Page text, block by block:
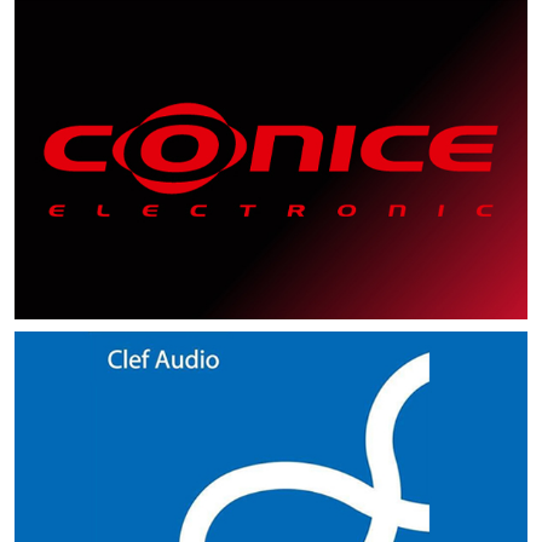
ชุดของเรามี Balanced และมีประกายเสียงที่งดงามฉ่ำหวานมาก
ขึ้น เมื่อใช้ Silver Minimus Tungsten มากำจัดเสียงกวนใน
ระบบกราวด์ ประการสุดท้ายคือผลของอิมเมจและเวทีเสียง
Soundstage ที่ดี และมีความกว้างและลึกยิ่งขึ้น ให้คุณลักษณะ
ชิ้นดนตรี และเสียงร้องมีตำแหน่งที่ชัดเจน Entreq Silver
พาเราเข้าไปถึงส่วนลึกของดนตรีได้ลึกล้ำยิ่งขึ้น และที่สำคัญ
คุณจะรับฟังชุดเครื่องเสียงของคุณได้อย่างยาวนานกว่าที่เคย
บาท (สายกราวด์ ขึ้นอยู่กับรุ่นที่เลือกใช้) สนใจรายละเอียด
เพิ่มเติม ติดต่อสอบถามได้ที่ THONAL BALANCE โทร. 096-
361-9465 Add-line OA: @thonal_balance
ค่อนข้างง่ายมาก Audio Bastion MR-1, MR-2 เป็นชั้น
วางที่มีองค์ประกอบที่น่าประหลาดใจ เพราะไม่ว่าจะเป็นโครงสร้าง
โลหะ หรือแผ่นหินชั้นรอง ไม่มีเสียงสะท้อนก้องหรือ
Resonance ในตัวของมันเลย เปรียบเหมือนเวลาที่เราโยน
มั่นคงแล้ว ผลลัพธ์ที่ตามมากลายเป็นว่าชั้นวางชุดนี้ทำให้ Image
ตำแหน่งชิ้นดนตรีที่เกิดจากลำโพงซ้ายขวาดูจะแม่นยำยิ่งขึ้นด้วย
Audio Bastion MR-1, MR-2 จึงเปรียบเสมือนอุปกรณ์ที่
ช่วยปรับ Acoustic ร่วมกับผนังด้านหลังของห้อง ให้ลงตัว
ปราศจากการสะท้อนแบบไร้ทิศทางของเสียง ช่วยให้ปฏิกิริยา
Diffraction หรือการเลี้ยวเบนของเสียงลดลงไปอย่างน่าพึง
พอใจ ที่สำคัญ ผมรู้สึกว่า Audio Bastion Audio Rack
ช่วยให้เราเซ็ตอัพตำแหน่งของลำโพงง่ายขึ้นอีกด้วยครับ ไม่ต้อง
ก่อนครับ มีผลลัพธ์อันชัดเจนที่สุด ผลลัพธ์ต่อแหล่งโปรแกรม
ไม่ว่าจะเป็น ซีดีเพลย์เยอร์ DAC หรือสตรีมเมอร์ มีผลมากจริงๆ
หลังจากนั้นจะไปเปลี่ยนที่แอมปลิไฟร์ ในเส้นถัดไปก็ได้ครับ
เนื่องจากสายรุ่นนี้ ราคาก็สูงตามคุณภาพไฮเอ็นด์ของเขานั่นละ
ครับ กล่าวสรุปแบบสั้นๆ ได้ว่าสายไฟเอซี Origin Power
บาท สนใจสอบถามรายละเอียดเพิ่มเติมได้ที่ Clef Audio Co.,
เบากว่าปกติ เจอแผ่นไวนีลที่บิดงอเล็กน้อย จะไม่มีอาการ เหิน
Van den hul) เพื่อค้นหาว่า คุณภาพเสียงหัวเข็มรุ่นพัฒนาใหม่
ของ Rega Nd Series นั้น สมบูรณ์แบบแค่ไหน บทสรุป
มีดังนี้ 1. คุณภาพเสียงมีความโปร่งสะอาดรายละเอียดดีไม่แพ้หัว
เข็มประเภท MC โดยเฉพาะช่วงปลายเสียงแหลม ถือว่าก้าว
กระโดดจากหัวเข็มรุ่นก่อนหน้าของ Rega เป็นอย่างมาก 2.
แชนแนลโดยเฉพาะรุ่น Nd7 ทำได้อย่างน่าทึ่ง สังเกตได้จากจุด
ตำแหน่งชิ้นดนตรีและเวทีเสียง ระหว่าง Nd5 และ Nd7 จะมี
ความใกล้เคียงกัน ยกเว้นรายละเอียดที่แผ่วเบา ลึก Nd7 ยอด
Nd5 และ Nd7 ถือว่าให้มาตรฐานคุณภาพเสียงที่คุ้มค่ามาก
Rega Nd3 จะเป็นคู่แข่งที่น่ากลัวที่สุดของหัวเข็มในระดับราคา
เดียวกัน เพราะ ความ Clean ของสัญญาณเหนือกว่าอย่างเห็น
ได้ชัด หรือเรียกว่า กินขาดจริงๆ (เปรียบเทียบจากหัวเข็มที่ผมใช้
โดยทั่วไป ผมทบทวนด้วยเครื่องชั่งน้ำหนักของ Van
Den Hul อีกรอบ จากนั้นตอนแรก นำ P10 วางบนแท่นรอง
ของ Atacama ที่มีขายางหยุ่นทั้งสี่มุม ตรงจุดนี้กลับไม่สามารถ
วัดค่าศูนย์ความเที่ยงตรงในแนวระนาบได้ จึงเปลี่ยนมาใช้ Life
ย้าย คล่องตัวมากๆ • สปีด และความแม่นยำรอบหมุน
P10 มีกล่อง PSU ที่เป็นแหล่งจ่ายไฟและตัวควบคุมรอบหมุน
ซึ่งแยกออกจากแท่นเครื่อง มีปุ่มกด สองปุ่มสำหรับเลือกสปีด
33-1/3 และ 45 RPM นั้น รอบหมุนจะปรับตัวให้ตรงสปีดและ
คงที่รวดเร็วมาก ไม่ต้องรอนาน อาจจะด้วยประสิทธิภาพของตัว
เครื่อง PSU เอง และตัวแพลตเตอร์ที่มีน้ำหนักประมาณ 2.4
กิโลกรัม ผสานกับสายพานวงรอบเล็ก จึงใช้เวลาให้ค่าสปีดคงตัว
ภายใน5-8 วินาทีเท่านั้นในทางปฏิบัติ อันนี้ถือว่า ยอดเยี่ยมครับ